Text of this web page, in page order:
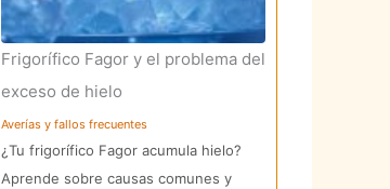
Frigorífico Fagor y el problema del
exceso de hielo
Averías y fallos frecuentes
¿Tu frigorífico Fagor acumula hielo?
Aprende sobre causas comunes y